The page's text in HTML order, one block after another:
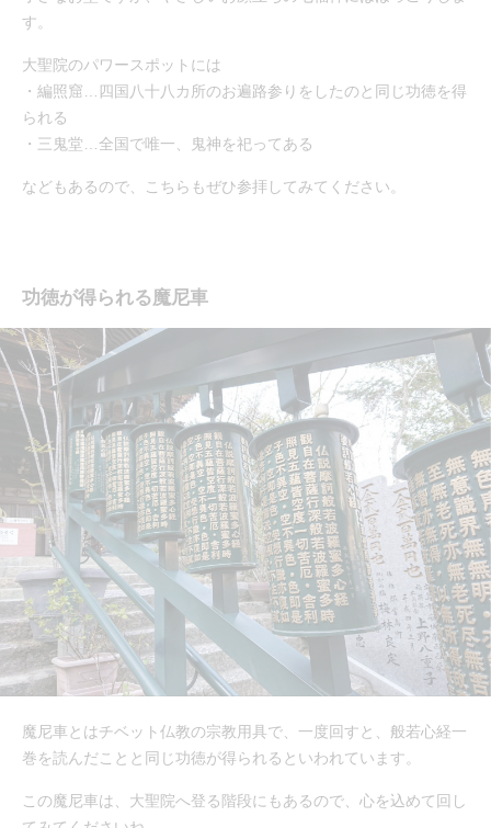
す。
大聖院のパワースポットには
・編照窟…四国八十八カ所のお遍路参りをしたのと同じ功徳を得
られる
・三鬼堂…全国で唯一、鬼神を祀ってある
などもあるので、こちらもぜひ参拝してみてください。
功徳が得られる魔尼車
魔尼車とはチベット仏教の宗教用具で、一度回すと、般若心経一
巻を読んだことと同じ功徳が得られるといわれています。
この魔尼車は、大聖院へ登る階段にもあるので、心を込めて回し